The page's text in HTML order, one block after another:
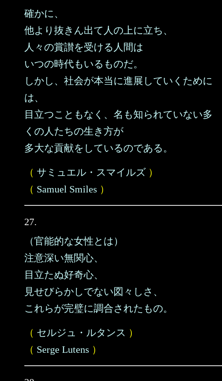
確かに、
他より抜きん出て人の上に立ち、
人々の賞讃を受ける人間は
いつの時代もいるものだ。
しかし、社会が本当に進展していくために
は、
目立つこともなく、名も知られていない多
くの人たちの生き方が
多大な貢献をしているのである。
（ サミュエル・スマイルズ ）
（ Samuel Smiles ）
27.
（官能的な女性とは）
注意深い無関心、
目立たぬ好奇心、
見せびらかしでない図々しさ、
これらが完璧に調合されたもの。
（ セルジュ・ルタンス ）
（ Serge Lutens ）